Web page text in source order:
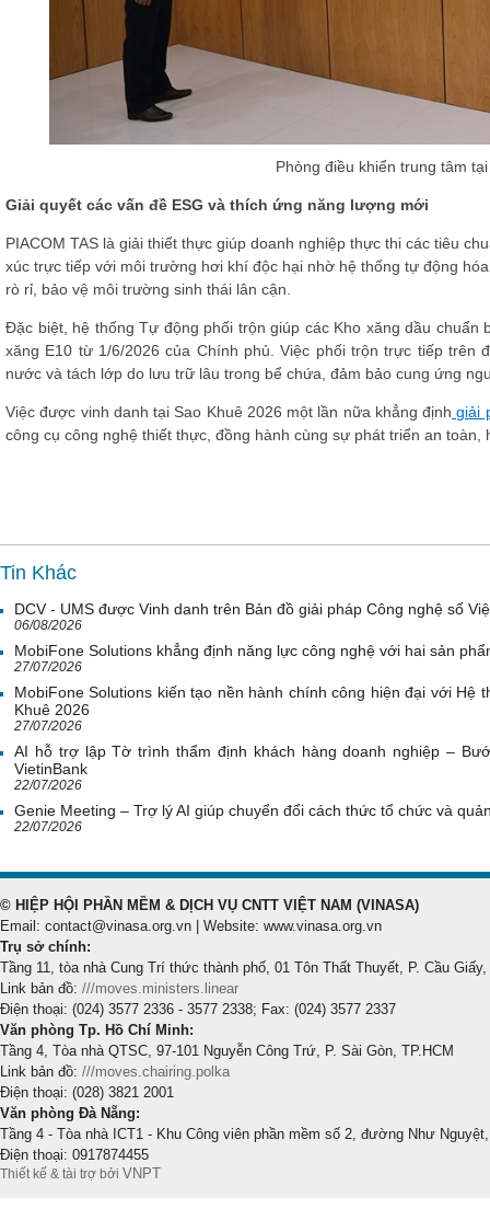
Phòng điều khiển trung tâm
Giải quyết các vấn đề ESG và thích ứng năng lượng mới
PIACOM TAS là giải thiết thực giúp doanh nghiệp thực thi các tiêu
xúc trực tiếp với môi trường hơi khí độc hại nhờ hệ thống tự động
rò rỉ, bảo vệ môi trường sinh thái lân cận.
Đặc biệt, hệ thống Tự động phối trộn giúp các Kho xăng dầu
xăng E10 từ 1/6/2026 của Chính phủ. Việc phối trộn trực tiếp trên
nước và tách lớp do lưu trữ lâu trong bể chứa, đảm bảo cung ứng
Việc được vinh danh tại Sao Khuê 2026 một lần nữa khẳng định giải
công cụ công nghệ thiết thực, đồng hành cùng sự phát triển an
Tin Khác
DCV - UMS được Vinh danh trên Bản đồ giải pháp Công nghệ số
06/08/2026
MobiFone Solutions khẳng định năng lực công nghệ với hai sản
27/07/2026
MobiFone Solutions kiến tạo nền hành chính công hiện đại với Hệ
Khuê 2026
27/07/2026
AI hỗ trợ lập Tờ trình thẩm định khách hàng doanh nghiệp –
VietinBank
22/07/2026
Genie Meeting – Trợ lý AI giúp chuyển đổi cách thức tổ chức và
22/07/2026
© HIỆP HỘI PHẦN MỀM & DỊCH VỤ CNTT VIỆT NAM (VINASA)
Email: contact@vinasa.org.vn | Website: www.vinasa.org.vn
Trụ sở chính:
Tầng 11, tòa nhà Cung Trí thức thành phố, 01 Tôn Thất Thuyết, P. Cầu Giấy,
Link bản đồ: ///moves.ministers.linear
Điện thoại: (024) 3577 2336 - 3577 2338; Fax: (024) 3577 2337
Văn phòng Tp. Hồ Chí Minh:
Tầng 4, Tòa nhà QTSC, 97-101 Nguyễn Công Trứ, P. Sài Gòn, TP.HCM
Link bản đồ: ///moves.chairing.polka
Điện thoại: (028) 3821 2001
Văn phòng Đà Nẵng:
Tầng 4 - Tòa nhà ICT1 - Khu Công viên phần mềm số 2, đường Như
Điện thoại: 0917874455
Thiết kế & tài trợ bởi VNPT